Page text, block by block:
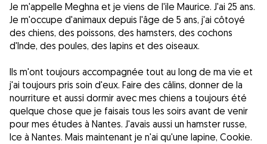
Je m'appelle Meghna et je viens de l'ile Maurice. J'ai 25 ans.
Je m'occupe d'animaux depuis l'âge de 5 ans, j'ai côtoyé
des chiens, des poissons, des hamsters, des cochons
d'Inde, des poules, des lapins et des oiseaux.
Ils m'ont toujours accompagnée tout au long de ma vie et
j'ai toujours pris soin d'eux. Faire des câlins, donner de la
nourriture et aussi dormir avec mes chiens a toujours été
quelque chose que je faisais tous les soirs avant de venir
pour mes études à Nantes. J'avais aussi un hamster russe,
Ice à Nantes. Mais maintenant je n'ai qu'une lapine, Cookie.